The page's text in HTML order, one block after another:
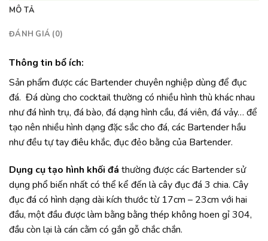
MÔ TẢ
ĐÁNH GIÁ (0)
Thông tin bổ ích:
Sản phẩm được các Bartender chuyên nghiệp dùng để đục
đá. Đá dùng cho cocktail thường có nhiều hình thù khác nhau
như đá hình trụ, đá bào, đá dạng hình cầu, đá viên, đá vảy… để
tạo nên nhiều hình dạng đặc sắc cho đá, các Bartender hầu
như đều tự tay điêu khắc, đục đẻo bằng của Bartender.
Dụng cụ tạo hình khối đá thường được các Bartender sử
dụng phổ biến nhất có thể kể đến là cây đục đá 3 chia. Cây
đục đá có hình dạng dài kích thước từ 17cm – 23cm với hai
đầu, một đầu được làm bằng bằng thép không hoen gỉ 304,
đầu còn lại là cán cằm có gắn gỗ chắc chắn.